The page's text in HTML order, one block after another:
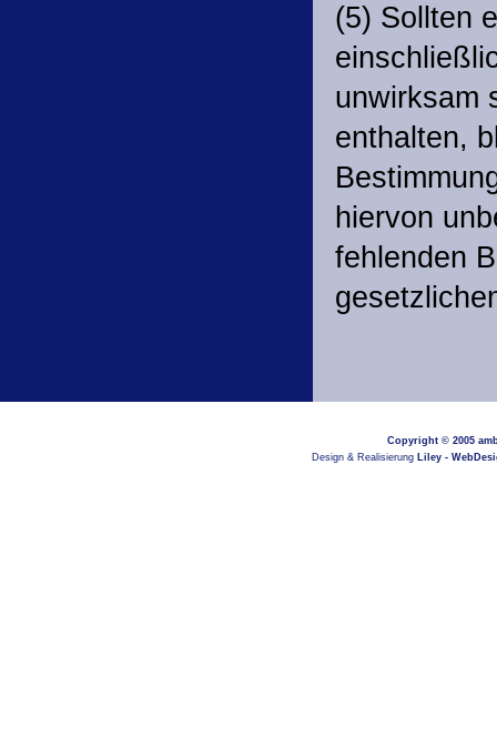
(5) Sollten
unwirksam
enthalten,
hiervon
fehlenden
Copyright © 2005
Design & Realisierung Liley -